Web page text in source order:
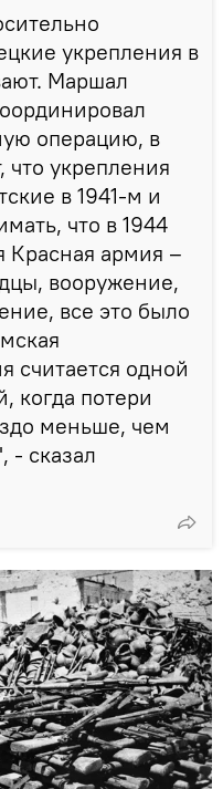
укрепления в
Маршал
операцию, в
что укрепления
в 1941-м и
что в 1944
Красная армия –
вооружение,
все это было
считается одной
когда потери
меньше, чем
- сказал